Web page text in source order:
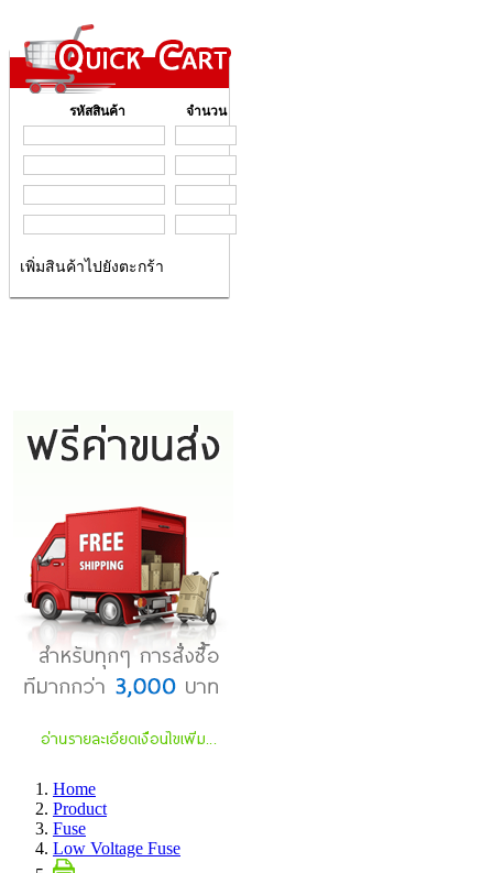
รหัสสินค้า จำนวน
เพิ่มสินค้าไปยังตะกร้า
Home
Product
Fuse
Low Voltage Fuse